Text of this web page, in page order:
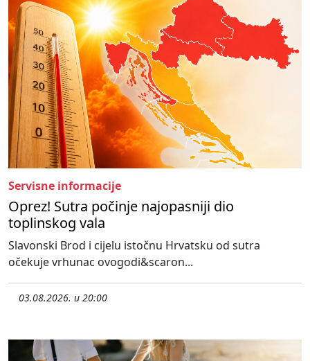
Servisne informacije
Oprez! Sutra počinje najopasniji dio
toplinskog vala
Slavonski Brod i cijelu istočnu Hrvatsku od sutra
očekuje vrhunac ovogodi&scaron...
03.08.2026. u 20:00